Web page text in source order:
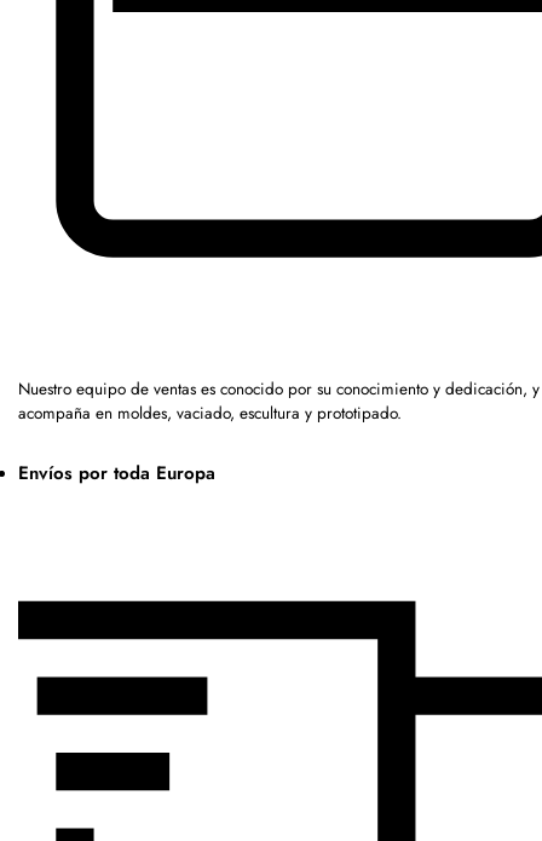
Nuestro equipo de ventas es conocido por su conocimiento y dedicación,
acompaña en moldes, vaciado, escultura y prototipado.
Envíos por toda Europa